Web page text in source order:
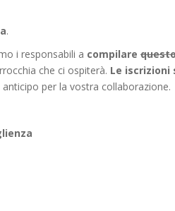
.
i responsabili a compilare
che ci ospiterà. Le iscrizioni
per la vostra collaborazione.